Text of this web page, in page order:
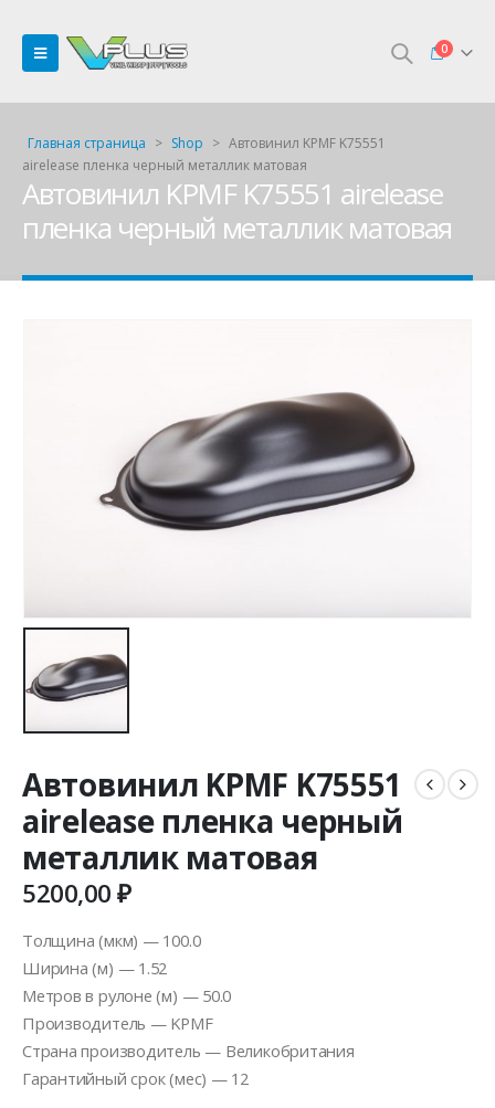
0
Главная страница > Shop > Автовинил KPMF K75551
airelease пленка черный металлик матовая
Автовинил KPMF K75551 airelease
пленка черный металлик матовая
Автовинил KPMF K75551
airelease пленка черный
металлик матовая
5200,00₽
Толщина (мкм) — 100.0
Ширина (м) — 1.52
Метров в рулоне (м) — 50.0
Производитель — KPMF
Страна производитель — Великобритания
Гарантийный срок (мес) — 12